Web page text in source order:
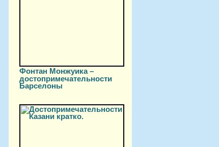
Фонтан Монжуика –
достопримечательности
Барселоны